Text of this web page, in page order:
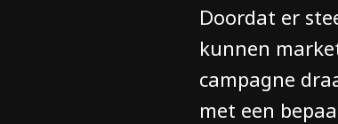
Doordat er
kunnen
campagne
met een